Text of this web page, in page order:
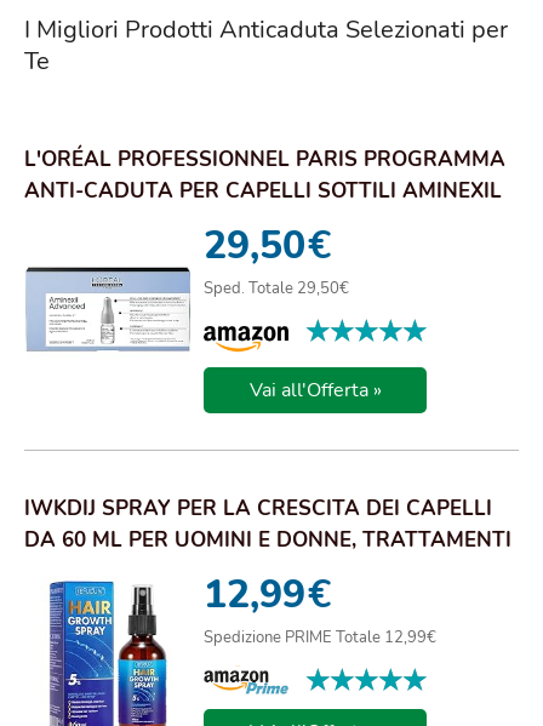
I Migliori Prodotti Anticaduta Selezionati per
Te
L'ORÉAL PROFESSIONNEL PARIS PROGRAMMA
ANTI-CADUTA PER CAPELLI SOTTILI AMINEXIL
29,50€
Sped. Totale 29,50€
★★★★★
★★★★★
Vai all'Offerta »
IWKDIJ SPRAY PER LA CRESCITA DEI CAPELLI
DA 60 ML PER UOMINI E DONNE, TRATTAMENTI
12,99€
Spedizione PRIME Totale 12,99€
★★★★★
★★★★★